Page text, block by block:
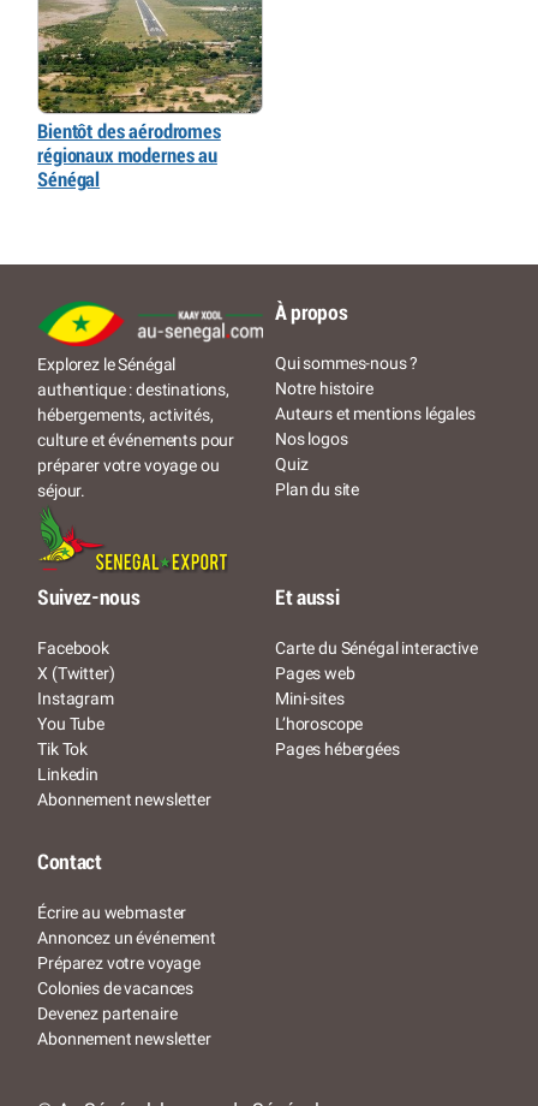
Bientôt des aérodromes
régionaux modernes au
Sénégal
Explorez le Sénégal
authentique : destinations,
hébergements, activités,
culture et événements pour
préparer votre voyage ou
séjour.
À propos
Qui sommes-nous ?
Notre histoire
Auteurs et mentions légales
Nos logos
Quiz
Plan du site
Suivez-nous
Facebook
X (Twitter)
Instagram
You Tube
Tik Tok
Linkedin
Abonnement newsletter
Et aussi
Carte du Sénégal interactive
Pages web
Mini-sites
L’horoscope
Pages hébergées
Contact
Écrire au webmaster
Annoncez un événement
Préparez votre voyage
Colonies de vacances
Devenez partenaire
Abonnement newsletter